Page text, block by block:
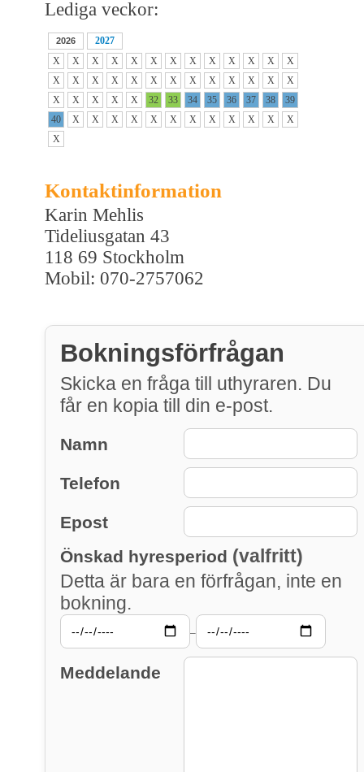
Lediga veckor:
2026
2027
X
X X X X X X X X X X X
X
X
X X X X X X X X X X X
X
X
X X X X 32 33 34 35 36 37 38
39
40
X X X X X X X X X X X
X
X
Kontaktinformation
Karin Mehlis
Tideliusgatan 43
118 69 Stockholm
Mobil: 070-2757062
Bokningsförfrågan
Skicka en fråga till uthyraren. Du
får en kopia till din e-post.
Namn
Telefon
Epost
Önskad hyresperiod (valfritt)
Detta är bara en förfrågan, inte en
bokning.
–
Meddelande